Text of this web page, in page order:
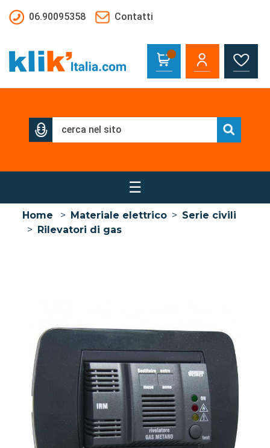
06.90095358
Contatti
☰
Home > Materiale elettrico > Serie civili
> Rilevatori di gas